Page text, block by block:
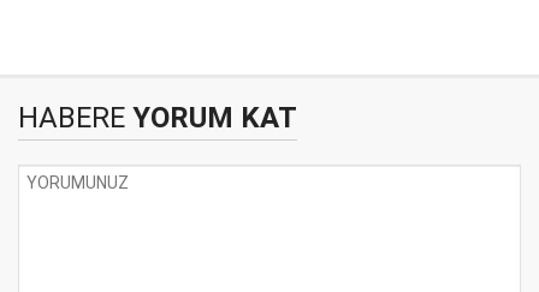
HABERE YORUM KAT